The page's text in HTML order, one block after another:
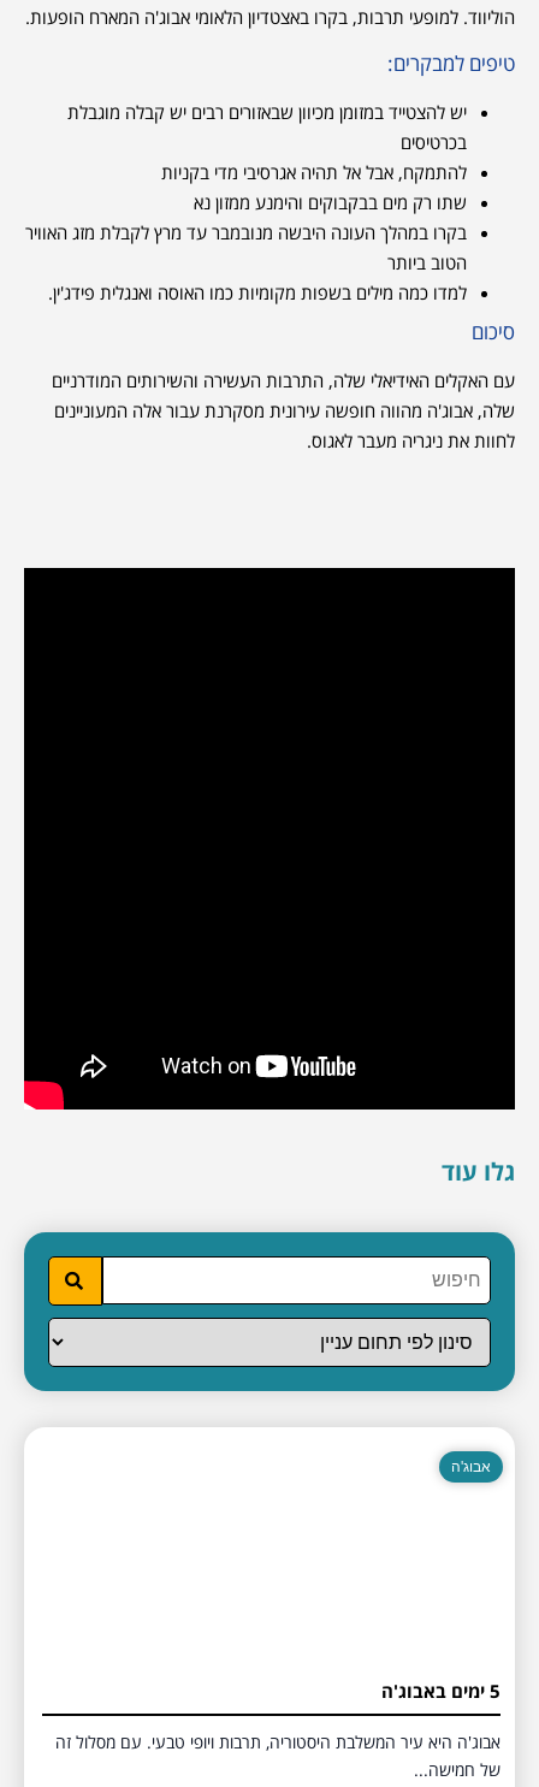
הוליווד. למופעי תרבות, בקרו באצטדיון הלאומי אבוג'ה המארח הופעות.
טיפים למבקרים:
יש להצטייד במזומן מכיוון שבאזורים רבים יש קבלה מוגבלת
בכרטיסים
להתמקח, אבל אל תהיה אגרסיבי מדי בקניות
שתו רק מים בבקבוקים והימנע ממזון נא
בקרו במהלך העונה היבשה מנובמבר עד מרץ לקבלת מזג האוויר
הטוב ביותר
למדו כמה מילים בשפות מקומיות כמו האוסה ואנגלית פידג'ין.
סיכום
עם האקלים האידיאלי שלה, התרבות העשירה והשירותים המודרניים
שלה, אבוג'ה מהווה חופשה עירונית מסקרנת עבור אלה המעוניינים
לחוות את ניגריה מעבר לאגוס.
גלו עוד
אבוג'ה
5 ימים באבוג'ה
אבוג'ה היא עיר המשלבת היסטוריה, תרבות ויופי טבעי. עם מסלול זה
של חמישה...